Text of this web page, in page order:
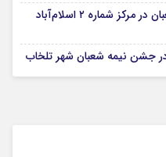
ویژه‌برنامه‌های دهه فجر و نیمه‌شعبان در مرکز شماره ۲ اسلام‌آباد
جشن نیمه شعبان شهر تلخاب